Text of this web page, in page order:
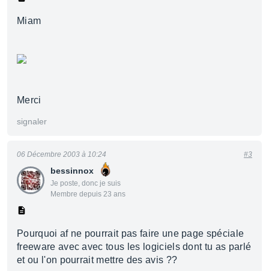
Miam
Merci
signaler
bessinnox
Je poste, donc je suis
Membre depuis 23 ans
06 Décembre 2003 à 10:24 #3
Pourquoi af ne pourrait pas faire une page spéciale
freeware avec avec tous les logiciels dont tu as parlé
et ou l'on pourrait mettre des avis ??